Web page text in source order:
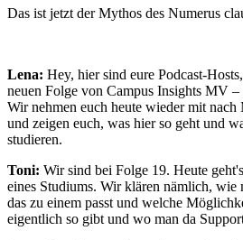
Das ist jetzt der Mythos des Numerus
Lena: Hey, hier sind eure Podcast-
neuen Folge von Campus Insights MV
Wir nehmen euch heute wieder mit
und zeigen euch, was hier so geht und
studieren.
Toni: Wir sind bei Folge 19. Heute
eines Studiums. Wir klären nämlich, wie
das zu einem passt und welche
eigentlich so gibt und wo man da